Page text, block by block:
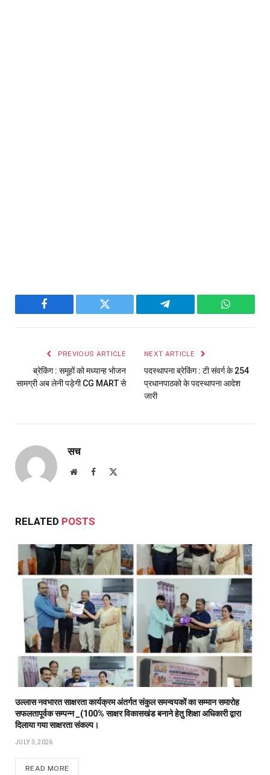
Facebook Twitter Telegram
PREVIOUS ARTICLE
ब्रेकिंग : समूहों को मध्यान्ह भोजन
सामग्री अब लेनी पड़ेगी CG MART से
NEXT ARTICLE
पदस्थापना ब्रेकिंग : टी संवर्ग के 254
प्रधानपाठको के पदस्थापना आदेश
जारी
सच
WebsiteFacebook
RELATED POSTS
उल्लास नवभारत साक्षरता कार्यक्रम अंतर्गत संकुल समन्वयकों का सम्मान समारोह
सफलतापूर्वक सम्पन्न _(100% साक्षर विकासखंड बनाने हेतु शिक्षा अधिकारी द्वारा
दिलाया गया साक्षरता संकल्प।
JULY 3, 2026
READ MORE